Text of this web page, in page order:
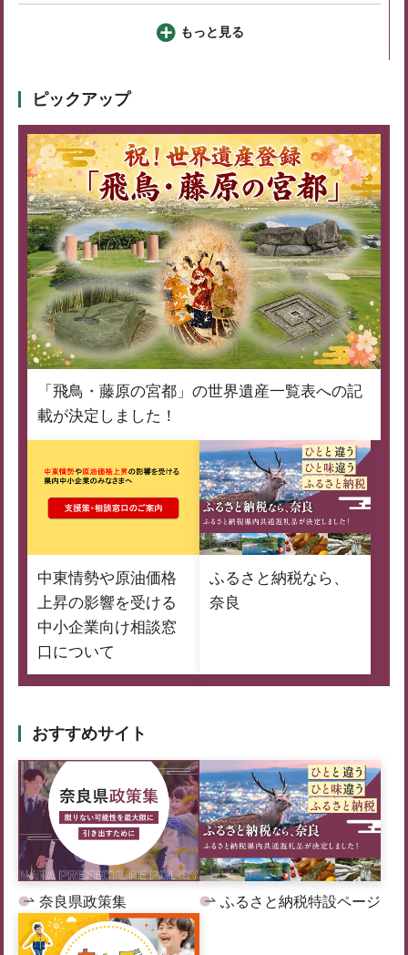
もっと見る
ピックアップ
「飛鳥・藤原の宮都」の世界遺産一覧表への記
載が決定しました！
中東情勢や原油価格
上昇の影響を受ける
中小企業向け相談窓
口について
ふるさと納税なら、
奈良
おすすめサイト
奈良県政策集 ふるさと納税特設ページ